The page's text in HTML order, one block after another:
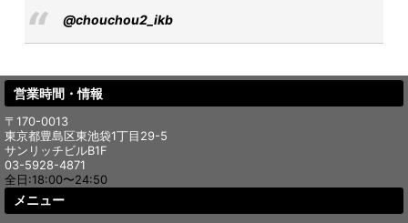
@chouchou2_ikb
営業時間・情報
〒170-0013
東京都豊島区東池袋1丁目29-5
サンリッチビルB1F
03-5928-4871
全日:18:00〜24:50
メニュー